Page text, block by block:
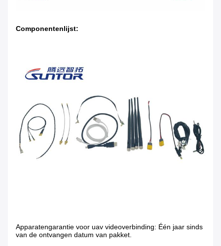
Componentenlijst:
Apparatengarantie voor uav videoverbinding: Één jaar sinds
van de ontvangen datum van pakket.